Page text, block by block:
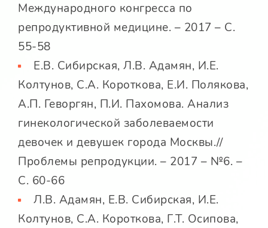
Международного конгресса по
репродуктивной медицине. – 2017 – С.
55-58
Е.В. Сибирская, Л.В. Адамян, И.Е.
Колтунов, С.А. Короткова, Е.И. Полякова,
А.П. Геворгян, П.И. Пахомова. Анализ
гинекологической заболеваемости
девочек и девушек города Москвы.//
Проблемы репродукции. – 2017 – №6. –
С. 60-66
Л.В. Адамян, Е.В. Сибирская, И.Е.
Колтунов, С.А. Короткова, Г.Т. Осипова,